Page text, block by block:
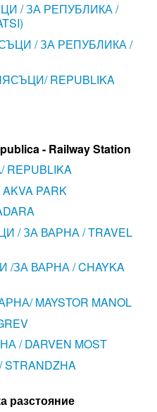
/ ЗА РЕПУБЛИКА /
/ ЗА РЕПУБЛИКА /
REPUBLIKA
- Railway Station
PARK
/ ЗА ВАРНА / TRAVEL
ЗА ВАРНА / CHAYKA
MAYSTOR MANOL
/ DARVEN MOST
разстояние